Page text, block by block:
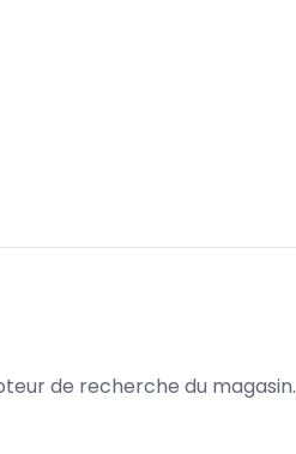
de recherche du magasin.